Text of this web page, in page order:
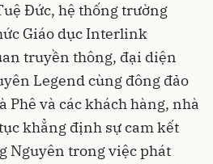
Đức, hệ thống trường
Giáo dục Interlink
truyền thông, đại diện
Legend cùng đông đảo
Phê và các khách hàng, nhà
khẳng định sự cam kết
Nguyên trong việc phát